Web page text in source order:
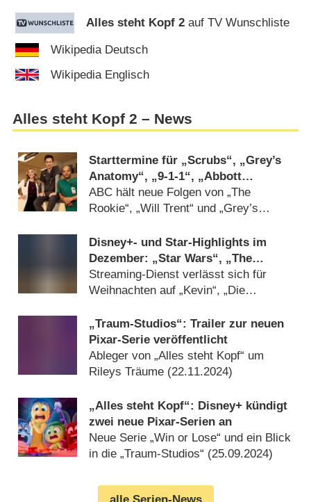
Alles steht Kopf 2 auf TV Wunschliste
Wikipedia Deutsch
Wikipedia Englisch
Alles steht Kopf 2 – News
Starttermine für „Scrubs“, „Grey’s
Anatomy“, „9-1-1“, „Abbott
Elementary“ und mehr verkündet
ABC hält neue Folgen von „The
Rookie“, „Will Trent“ und „Grey’s
(28.07.2026)
Disney+- und Star-Highlights im
Dezember: „Star Wars“, „The
Rookie“ und „Tracker“
Streaming-Dienst verlässt sich für
Weihnachten auf „Kevin“, „Die
30.11.2024)
„Traum-Studios“: Trailer zur neuen
Pixar-Serie veröffentlicht
Ableger von „Alles steht Kopf“ um
Rileys Träume (22.11.2024)
„Alles steht Kopf“: Disney+ kündigt
zwei neue Pixar-Serien an
Neue Serie „Win or Lose“ und ein Blick
in die „Traum-Studios“ (25.09.2024)